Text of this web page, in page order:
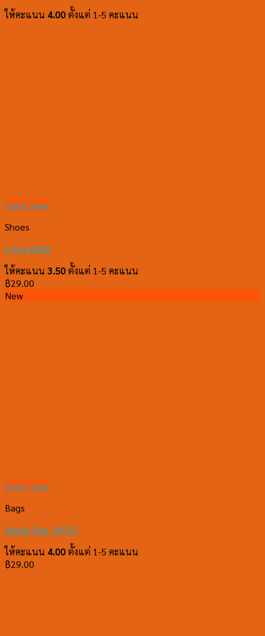
ให้คะแนน 4.00ตั้งแต่ 1-5 คะแนน
Quick View
Shoes
U Era VANS
ให้คะแนน 3.50ตั้งแต่ 1-5 คะแนน
฿29.00
New
Quick View
Bags
Adelia Bag, NYPD
ให้คะแนน 4.00ตั้งแต่ 1-5 คะแนน
฿29.00